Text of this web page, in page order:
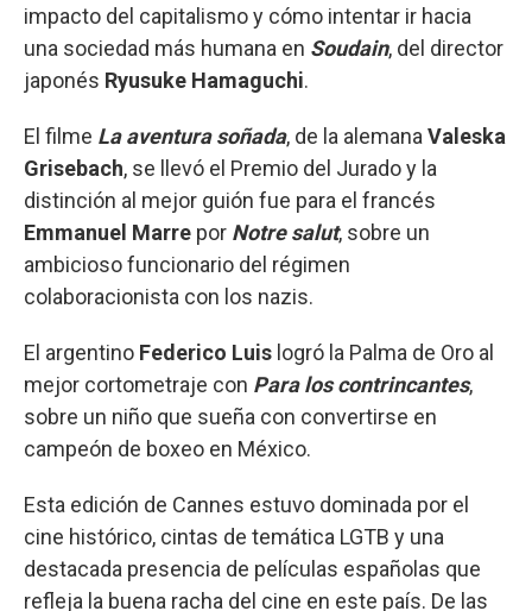
impacto del capitalismo y cómo intentar ir hacia
una sociedad más humana en Soudain, del director
japonés Ryusuke Hamaguchi.
El filme La aventura soñada, de la alemanaValeska
Grisebach, se llevó el Premio del Jurado y la
distinción al mejor guión fue para el francés
Emmanuel Marre por Notre salut, sobre un
ambicioso funcionario del régimen
colaboracionista con los nazis.
El argentino Federico Luis logró la Palma de Oro al
mejor cortometraje con Para los contrincantes,
sobre un niño que sueña con convertirse en
campeón de boxeo en México.
Esta edición de Cannes estuvo dominada por el
cine histórico, cintas de temática LGTB y una
destacada presencia de películas españolas que
refleja la buena racha del cine en este país. De las